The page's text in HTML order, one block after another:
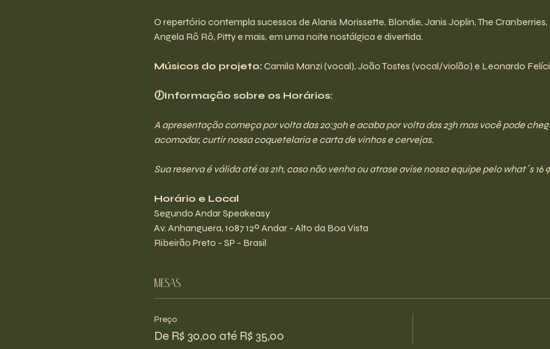
O repertório contempla sucessos de Alanis Morissette, Blondie, Janis Joplin, The Cranberries,
Angela Rô Rô, Pitty e mais, em uma noite nostálgica e divertida.
Músicos do projeto: Camila Manzi (vocal), João Tostes (vocal/violão) e Leonardo
🕖Informação sobre os Horários:
A apresentação começa por volta das 20:30h e acaba por volta das 23h mas você pode
acomodar, curtir nossa coquetelaria e carta de vinhos e cervejas.
Sua reserva é válida até as 21h, caso não venha ou atrase avise nossa equipe pelo what´s 16
Horário e Local
Segundo Andar Speakeasy
Av. Anhanguera, 1087 12º Andar - Alto da Boa Vista
Ribeirão Preto - SP - Brasil
Mesas
Preço
De R$ 30,00 até R$ 35,00